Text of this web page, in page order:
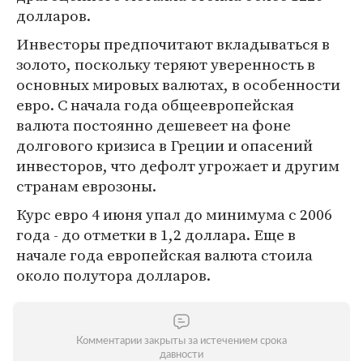
долларов.
Инвесторы предпочитают вкладываться в
золото, поскольку теряют уверенность в
основных мировых валютах, в особенности
евро. С начала года общеевропейская
валюта постоянно дешевеет на фоне
долгового кризиса в Греции и опасений
инвесторов, что дефолт угрожает и другим
странам еврозоны.
Курс евро 4 июня упал до минимума с 2006
года - до отметки в 1,2 доллара. Еще в
начале года европейская валюта стоила
около полутора долларов.
Комментарии закрыты за истечением срока
давности